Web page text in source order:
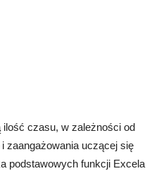
czasu, w zależności od
zaangażowania uczącej się
podstawowych funkcji Excela